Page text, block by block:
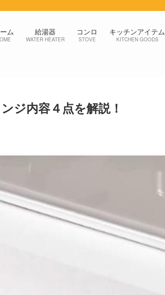
ム 給湯器
WATER HEATER
コンロ
STOVE
キッチンアイテム
KITCHEN GOODS
ジ内容４点を解説！